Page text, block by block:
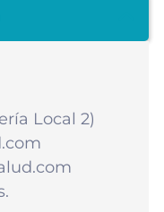
Local 2)